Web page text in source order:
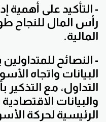
- التأكيد على أهمية
رأس المال للنجاح
المالية.
- النصائح للمتداولين
البيانات واتجاه
التداول، مع
والبيانات
الرئيسية لحركة